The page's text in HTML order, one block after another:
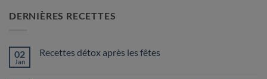
DERNIÈRES RECETTES
02
Jan
Recettes détox après les fêtes